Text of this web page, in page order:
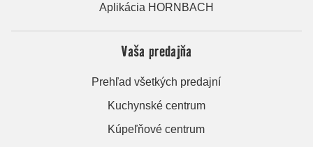
Aplikácia HORNBACH
Vaša predajňa
Prehľad všetkých predajní
Kuchynské centrum
Kúpeľňové centrum